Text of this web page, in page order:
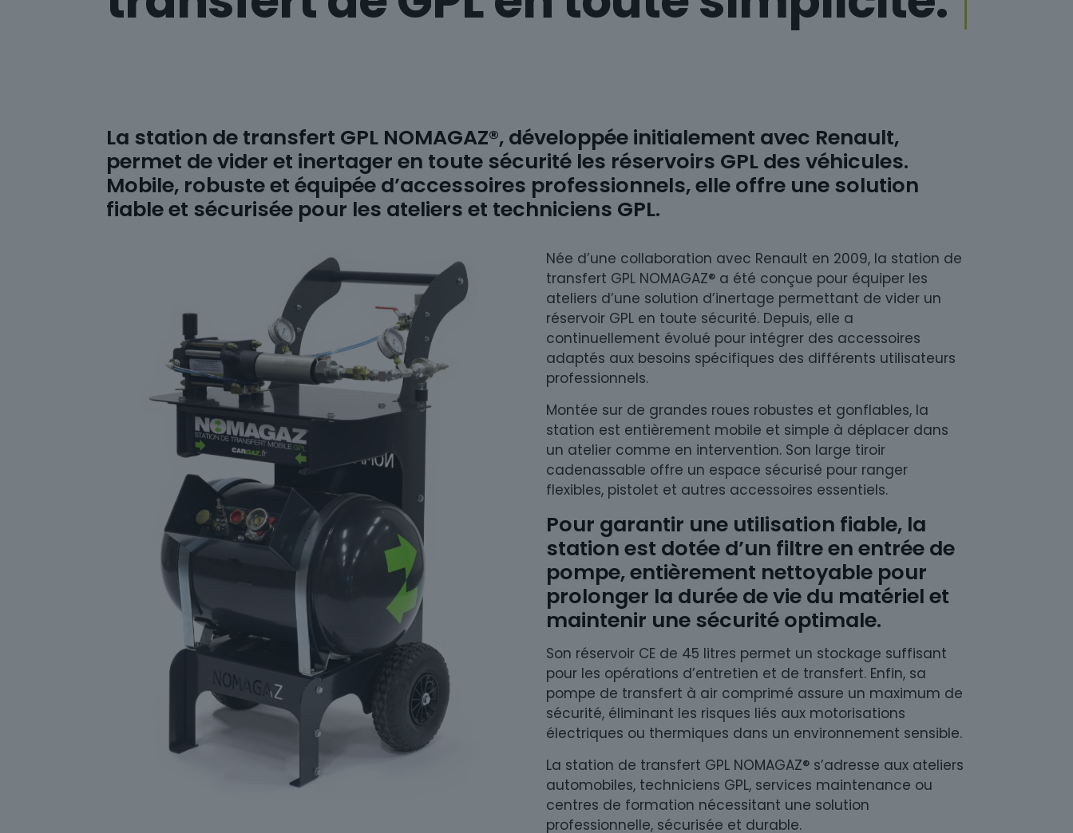
La station de transfert GPL NOMAGAZ®, développée initialement avec Renault,
permet de vider et inertager en toute sécurité les réservoirs GPL des véhicules.
Mobile, robuste et équipée d’accessoires professionnels, elle offre une solution
fiable et sécurisée pour les ateliers et techniciens GPL.
Née d’une collaboration avec Renault en 2009, la station de
transfert GPL NOMAGAZ® a été conçue pour équiper les
ateliers d’une solution d’inertage permettant de vider un
réservoir GPL en toute sécurité. Depuis, elle a
continuellement évolué pour intégrer des accessoires
adaptés aux besoins spécifiques des différents utilisateurs
professionnels.
Montée sur de grandes roues robustes et gonflables, la
station est entièrement mobile et simple à déplacer dans
un atelier comme en intervention. Son large tiroir
cadenassable offre un espace sécurisé pour ranger
flexibles, pistolet et autres accessoires essentiels.
Pour garantir une utilisation fiable, la
station est dotée d’un filtre en entrée de
pompe, entièrement nettoyable pour
prolonger la durée de vie du matériel et
maintenir une sécurité optimale.
Son réservoir CE de 45 litres permet un stockage suffisant
pour les opérations d’entretien et de transfert. Enfin, sa
pompe de transfert à air comprimé assure un maximum de
sécurité, éliminant les risques liés aux motorisations
électriques ou thermiques dans un environnement sensible.
La station de transfert GPL NOMAGAZ® s’adresse aux ateliers
automobiles, techniciens GPL, services maintenance ou
centres de formation nécessitant une solution
professionnelle, sécurisée et durable.